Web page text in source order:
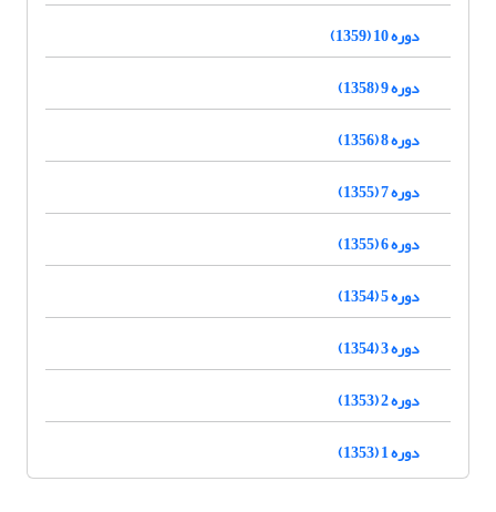
دوره 10 (1359)
دوره 9 (1358)
دوره 8 (1356)
دوره 7 (1355)
دوره 6 (1355)
دوره 5 (1354)
دوره 3 (1354)
دوره 2 (1353)
دوره 1 (1353)